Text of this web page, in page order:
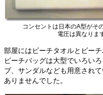
コンセントは日本のA型がそ
電圧は異なりま
部屋にはビーチタオルとビー
ビーチバッグは大型でいろい
ブ、サンダルなども用意され
ありませんでした。